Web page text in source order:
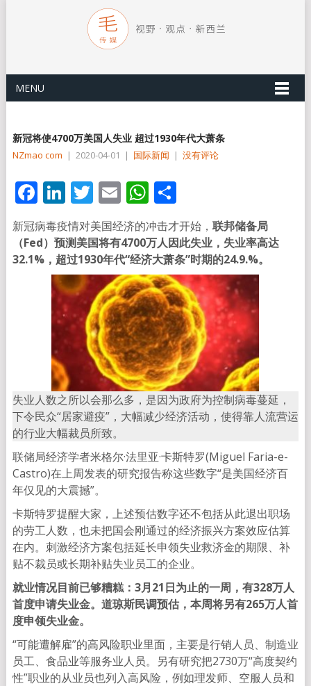
MENU
新冠将使4700万美国人失业 超过1930年代大萧条
NZmao com | 2020-04-01 | 国际新闻 | 没有评论
Facebook
LinkedIn
Twitter
EmailWhatsApp
分
享
新冠病毒疫情对美国经济的冲击才开始， 联邦储备局
（Fed）预测美国将有4700万人因此失业，失业率高达
32.1%，超过1930年代“经济大萧条”时期的24.9.%。
失业人数之所以会那么多，是因为政府为控制病毒蔓延，
下令民众“居家避疫”，大幅减少经济活动，使得靠人流营运
的行业大幅裁员所致。
联储局经济学者米格尔·法里亚·卡斯特罗(Miguel Faria-e-
Castro)在上周发表的研究报告称这些数字“是美国经济百
年仅见的大震撼”。
卡斯特罗提醒大家，上述预估数字还不包括从此退出职场
的劳工人数，也未把国会刚通过的经济振兴方案效应估算
在内。刺激经济方案包括延长申领失业救济金的期限、补
贴不裁员或长期补贴失业员工的企业。
就业情况目前已够糟糕：3月21日为止的一周，有328万人
首度申请失业金。道琼斯民调预估，本周将另有265万人首
度申领失业金。
“可能遭解雇”的高风险职业里面，主要是行销人员、制造业
员工、食品业等服务业人员。另有研究把2730万“高度契约
性”职业的从业员也列入高风险，例如理发师、空服人员和